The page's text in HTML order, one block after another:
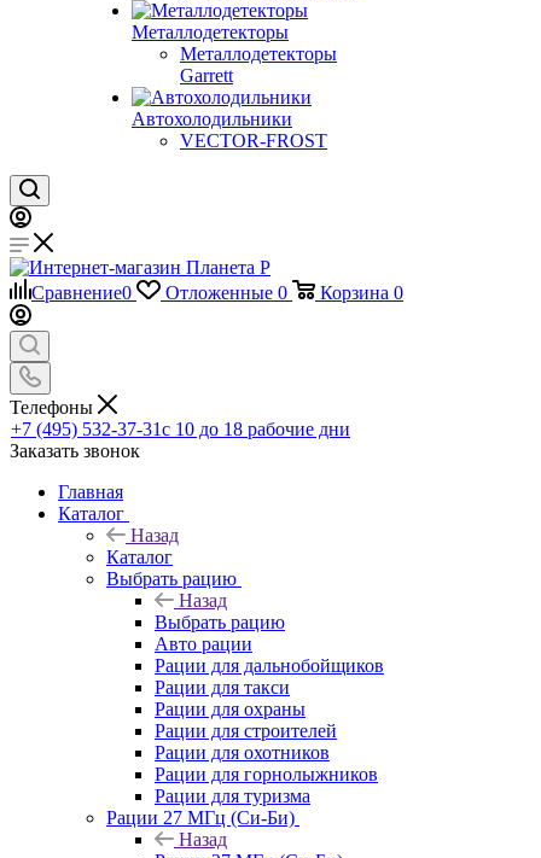
Металлодетекторы
Металлодетекторы
Garrett
Автохолодильники
VECTOR-FROST
Сравнение0 Отложенные 0 Корзина 0
Телефоны
+7 (495) 532-37-31с 10 до 18 рабочие дни
Заказать звонок
Главная
Каталог
Назад
Каталог
Выбрать рацию
Назад
Выбрать рацию
Авто рации
Рации для дальнобойщиков
Рации для такси
Рации для охраны
Рации для строителей
Рации для охотников
Рации для горнолыжников
Рации для туризма
Рации 27 МГц (Си-Би)
Назад